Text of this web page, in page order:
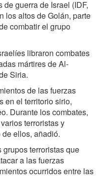
guerra de Israel (IDF,
los altos de Golán, parte
combatir el grupo
libraron combates
mártires de Al-
Siria.
de las fuerzas
en el territorio sirio,
Durante los combates,
terroristas y
ellos, añadió.
terroristas que
a las fuerzas
ocurridos entre las